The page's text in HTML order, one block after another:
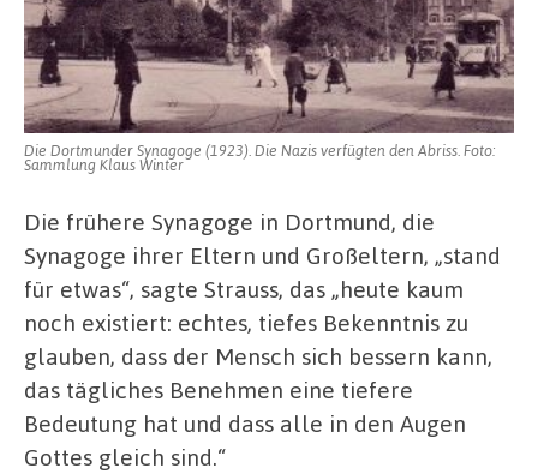
Die Dortmunder Synagoge (1923). Die Nazis verfügten den Abriss. Foto:
Sammlung Klaus Winter
Die frühere Synagoge in Dortmund, die
Synagoge ihrer Eltern und Großeltern, „stand
für etwas“, sagte Strauss, das „heute kaum
noch existiert: echtes, tiefes Bekenntnis zu
glauben, dass der Mensch sich bessern kann,
das tägliches Benehmen eine tiefere
Bedeutung hat und dass alle in den Augen
Gottes gleich sind.“